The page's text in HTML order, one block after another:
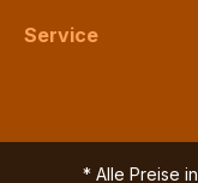
Service
* Alle Preise